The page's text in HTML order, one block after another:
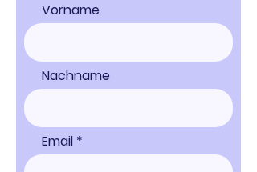
Vorname
Nachname
Email